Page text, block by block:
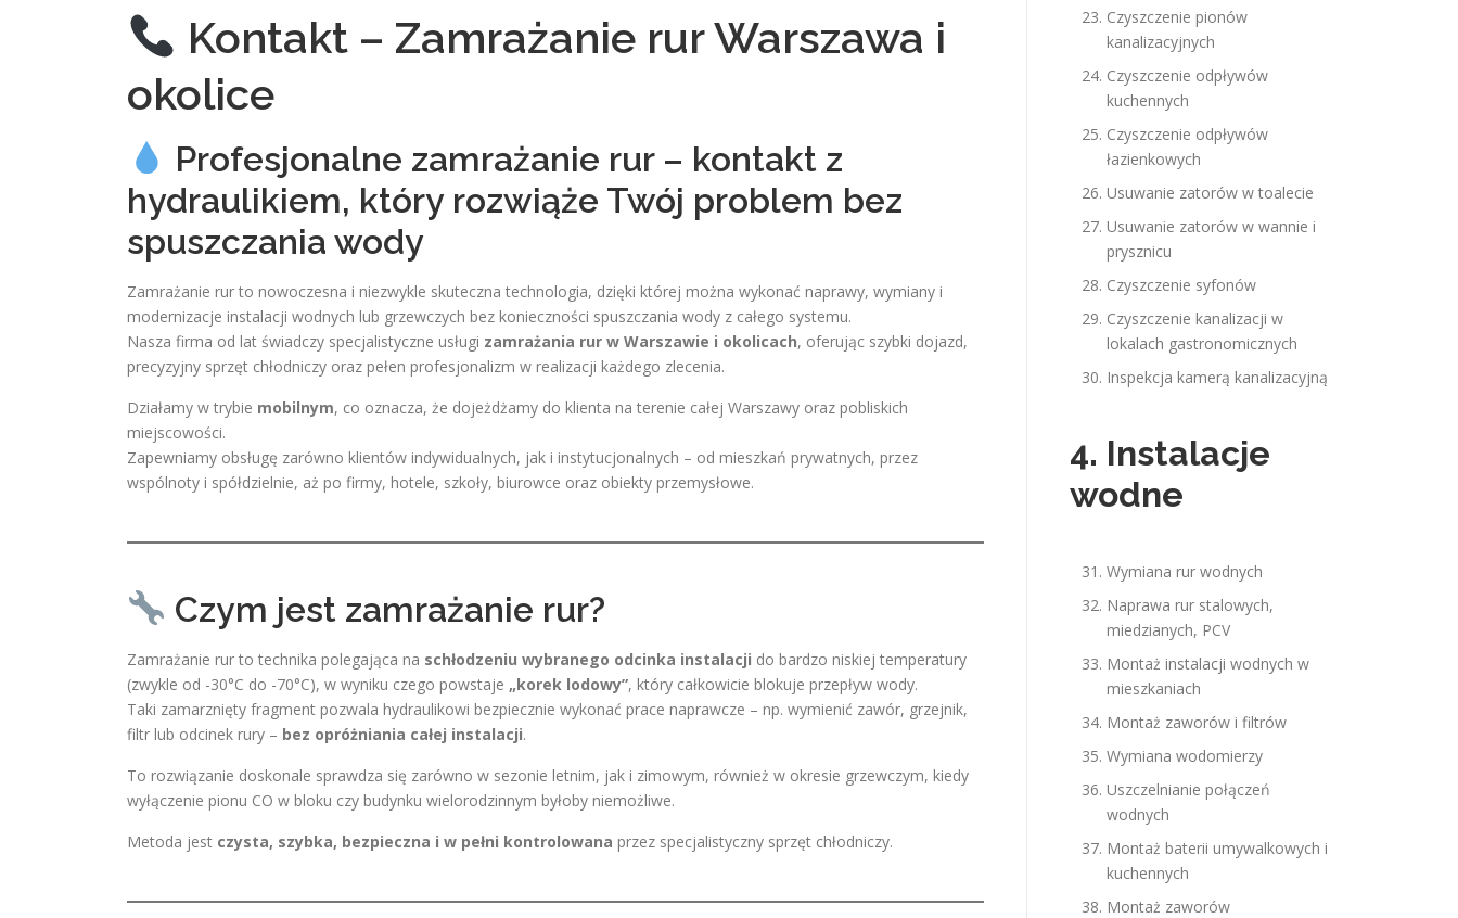
Kontakt – Zamrażanie rur Warszawa i
okolice
Profesjonalne zamrażanie rur – kontakt z
hydraulikiem, który rozwiąże Twój problem bez
spuszczania wody
Zamrażanie rur to nowoczesna i niezwykle skuteczna technologia, dzięki której można wykonać naprawy, wymiany i
modernizacje instalacji wodnych lub grzewczych bez konieczności spuszczania wody z całego systemu.
Nasza firma od lat świadczy specjalistyczne usługi zamrażania rur w Warszawie i okolicach, oferując szybki dojazd,
precyzyjny sprzęt chłodniczy oraz pełen profesjonalizm w realizacji każdego zlecenia.
Działamy w trybie mobilnym, co oznacza, że dojeżdżamy do klienta na terenie całej Warszawy oraz pobliskich
miejscowości.
Zapewniamy obsługę zarówno klientów indywidualnych, jak i instytucjonalnych – od mieszkań prywatnych, przez
wspólnoty i spółdzielnie, aż po firmy, hotele, szkoły, biurowce oraz obiekty przemysłowe.
Czym jest zamrażanie rur?
Zamrażanie rur to technika polegająca na schłodzeniu wybranego odcinka instalacji do bardzo niskiej temperatury
(zwykle od -30°C do -70°C), w wyniku czego powstaje „korek lodowy”, który całkowicie blokuje przepływ wody.
Taki zamarznięty fragment pozwala hydraulikowi bezpiecznie wykonać prace naprawcze – np. wymienić zawór, grzejnik,
filtr lub odcinek rury – bez opróżniania całej instalacji.
To rozwiązanie doskonale sprawdza się zarówno w sezonie letnim, jak i zimowym, również w okresie grzewczym, kiedy
wyłączenie pionu CO w bloku czy budynku wielorodzinnym byłoby niemożliwe.
Metoda jest czysta, szybka, bezpieczna i w pełni kontrolowana przez specjalistyczny sprzęt chłodniczy.
Czyszczenie pionów
kanalizacyjnych
Czyszczenie odpływów
kuchennych
Czyszczenie odpływów
łazienkowych
Usuwanie zatorów w toalecie
Usuwanie zatorów w wannie i
prysznicu
Czyszczenie syfonów
Czyszczenie kanalizacji w
lokalach gastronomicznych
Inspekcja kamerą kanalizacyjną
4. Instalacje
wodne
Wymiana rur wodnych
Naprawa rur stalowych,
miedzianych, PCV
Montaż instalacji wodnych w
mieszkaniach
Montaż zaworów i filtrów
Wymiana wodomierzy
Uszczelnianie połączeń
wodnych
Montaż baterii umywalkowych i
kuchennych
Montaż zaworów